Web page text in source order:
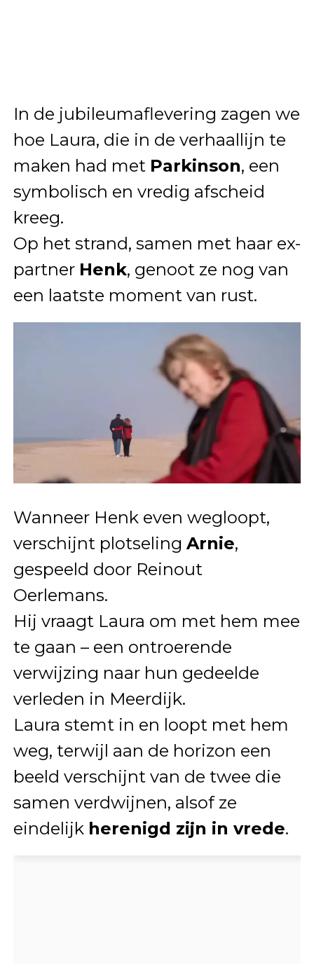
In de jubileumaflevering zagen we
hoe Laura, die in de verhaallijn te
maken had met Parkinson, een
symbolisch en vredig afscheid
kreeg.
Op het strand, samen met haar ex-
partner Henk, genoot ze nog van
een laatste moment van rust.
Wanneer Henk even wegloopt,
verschijnt plotseling Arnie,
gespeeld door Reinout
Oerlemans.
Hij vraagt Laura om met hem mee
te gaan – een ontroerende
verwijzing naar hun gedeelde
verleden in Meerdijk.
Laura stemt in en loopt met hem
weg, terwijl aan de horizon een
beeld verschijnt van de twee die
samen verdwijnen, alsof ze
eindelijk herenigd zijn in vrede.